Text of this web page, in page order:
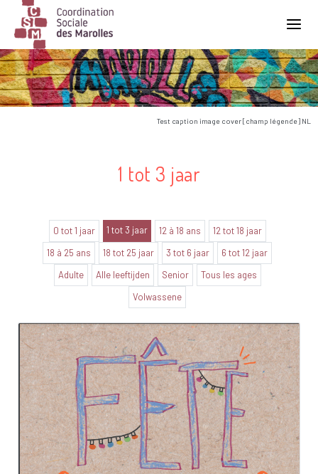
Main Navigation
Test caption image cover [champ légende] NL
1 tot 3 jaar
0 tot 1 jaar 1 tot 3 jaar 12 à 18 ans
12 tot 18 jaar
18 à 25 ans
18 tot 25 jaar 3 tot 6 jaar
6 tot 12 jaar
Adulte
Alle leeftijden Senior
Tous les ages
Volwassene